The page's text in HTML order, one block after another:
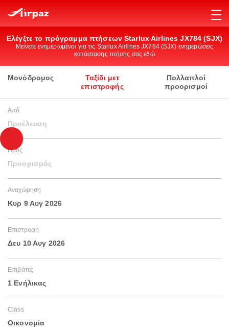
Ελέγξτε το πρόγραμμα πτήσεων Starlux Airlines JX784 (SJX)
Μείνετε ενημερωμένοι για τις Starlux Airlines JX784 (SJX) ενημερώσεις
κατάστασης πτήσης σας εδώ
Μονόδρομος
Ταξίδι μετ
επιστροφής
Πολλαπλοί
προορισμοί
Από
Προέλευση
Προς
Προορισμός
Αναχώρηση
Κυρ 9 Αυγ 2026
Επιστροφή
Δευ 10 Αυγ 2026
Επιβάτες
1 Ενήλικας
Class
Οικονομία